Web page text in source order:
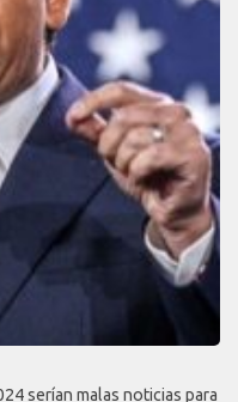
serían malas noticias para